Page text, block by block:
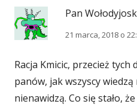
Pan
21 marca, 2018 o
Racja Kmicic, przecież
panów, jak wszyscy
nienawidzą. Co się stało,